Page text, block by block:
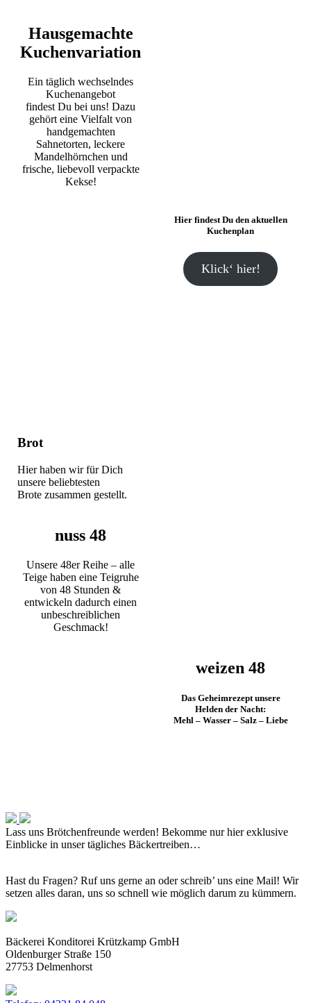
Hausgemachte
Kuchenvariation
Ein täglich wechselndes
Kuchenangebot
findest Du bei uns! Dazu
gehört eine Vielfalt von
handgemachten
Sahnetorten, leckere
Mandelhörnchen und
frische, liebevoll verpackte
Kekse!
Hier findest Du den aktuellen
Kuchenplan
Klick‘ hier!
Brot
Hier haben wir für Dich
unsere beliebtesten
Brote zusammen gestellt.
nuss 48
Unsere 48er Reihe – alle
Teige haben eine Teigruhe
von 48 Stunden &
entwickeln dadurch einen
unbeschreiblichen
Geschmack!
weizen 48
Das Geheimrezept unsere
Helden der Nacht:
Mehl – Wasser – Salz – Liebe
Lass uns Brötchenfreunde werden! Bekomme nur hier exklusive
Einblicke in unser tägliches Bäckertreiben…
Hast du Fragen? Ruf uns gerne an oder schreib’ uns eine Mail! Wir
setzen alles daran, uns so schnell wie möglich darum zu kümmern.
Bäckerei Konditorei Krützkamp GmbH
Oldenburger Straße 150
27753 Delmenhorst